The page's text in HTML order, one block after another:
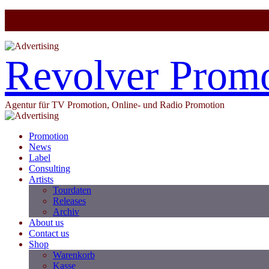
Revolver
Agentur für TV Promotion, Online- und Radio Promotion
Promotion
News
Label
Consulting
Artists
Tourdaten
Releases
Archiv
About us
Contact us
Shop
Warenkorb
Kasse